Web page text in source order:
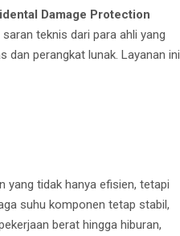
Damage Protection
teknis dari para ahli yang
dan perangkat lunak. Layanan ini
yang tidak hanya efisien, tetapi
suhu komponen tetap stabil,
berat hingga hiburan,